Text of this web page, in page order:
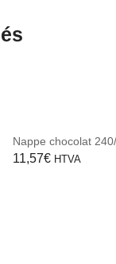
Nappe chocolat
11,57€ HTVA